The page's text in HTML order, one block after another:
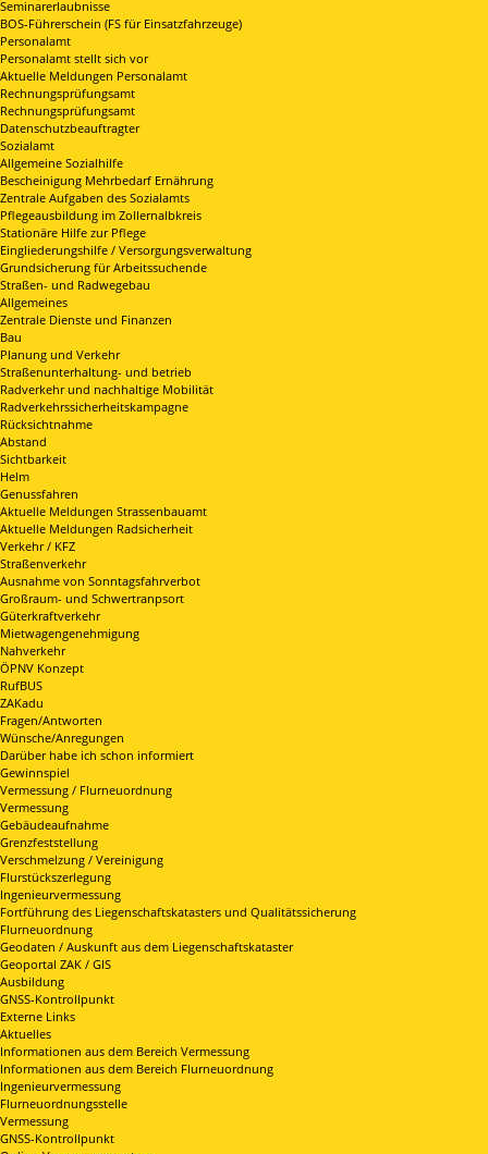
Seminarerlaubnisse
BOS-Führerschein (FS für Einsatzfahrzeuge)
Personalamt
Personalamt stellt sich vor
Aktuelle Meldungen Personalamt
Rechnungsprüfungsamt
Rechnungsprüfungsamt
Datenschutzbeauftragter
Sozialamt
Allgemeine Sozialhilfe
Bescheinigung Mehrbedarf Ernährung
Zentrale Aufgaben des Sozialamts
Pflegeausbildung im Zollernalbkreis
Stationäre Hilfe zur Pflege
Eingliederungshilfe / Versorgungsverwaltung
Grundsicherung für Arbeitssuchende
Straßen- und Radwegebau
Allgemeines
Zentrale Dienste und Finanzen
Bau
Planung und Verkehr
Straßenunterhaltung- und betrieb
Radverkehr und nachhaltige Mobilität
Radverkehrssicherheitskampagne
Rücksichtnahme
Abstand
Sichtbarkeit
Helm
Genussfahren
Aktuelle Meldungen Strassenbauamt
Aktuelle Meldungen Radsicherheit
Verkehr / KFZ
Straßenverkehr
Ausnahme von Sonntagsfahrverbot
Großraum- und Schwertranpsort
Güterkraftverkehr
Mietwagengenehmigung
Nahverkehr
ÖPNV Konzept
RufBUS
ZAKadu
Fragen/Antworten
Wünsche/Anregungen
Darüber habe ich schon informiert
Gewinnspiel
Vermessung / Flurneuordnung
Vermessung
Gebäudeaufnahme
Grenzfeststellung
Verschmelzung / Vereinigung
Flurstückszerlegung
Ingenieurvermessung
Fortführung des Liegenschaftskatasters und Qualitätssicherung
Flurneuordnung
Geodaten / Auskunft aus dem Liegenschaftskataster
Geoportal ZAK / GIS
Ausbildung
GNSS-Kontrollpunkt
Externe Links
Aktuelles
Informationen aus dem Bereich Vermessung
Informationen aus dem Bereich Flurneuordnung
Ingenieurvermessung
Flurneuordnungsstelle
Vermessung
GNSS-Kontrollpunkt